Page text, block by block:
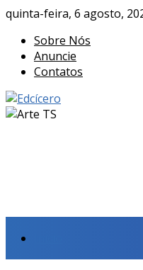
quinta-feira, 6 agosto,
Sobre Nós
Anuncie
Contatos